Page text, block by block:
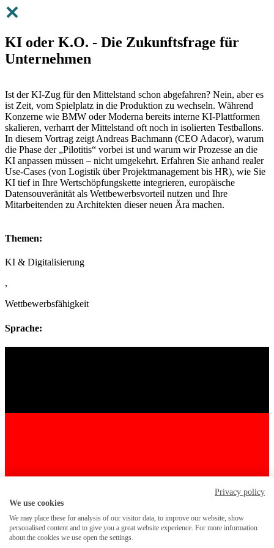
KI oder K.O. - Die Zukunftsfrage für
Unternehmen
Ist der KI-Zug für den Mittelstand schon abgefahren? Nein, aber es
ist Zeit, vom Spielplatz in die Produktion zu wechseln. Während
Konzerne wie BMW oder Moderna bereits interne KI-Plattformen
skalieren, verharrt der Mittelstand oft noch in isolierten Testballons.
In diesem Vortrag zeigt Andreas Bachmann (CEO Adacor), warum
die Phase der „Pilotitis“ vorbei ist und warum wir Prozesse an die
KI anpassen müssen – nicht umgekehrt. Erfahren Sie anhand realer
Use-Cases (von Logistik über Projektmanagement bis HR), wie Sie
KI tief in Ihre Wertschöpfungskette integrieren, europäische
Datensouveränität als Wettbewerbsvorteil nutzen und Ihre
Mitarbeitenden zu Architekten dieser neuen Ära machen.
Themen:
KI & Digitalisierung
,
Wettbewerbsfähigkeit
Sprache:
Privacy policy
We use cookies
We may place these for analysis of our visitor data, to improve our website, show
personalised content and to give you a great website experience. For more information
about the cookies we use open the settings.